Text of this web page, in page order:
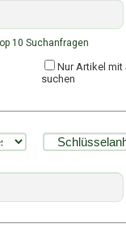
10 Suchanfragen
Nur Artikel
suchen